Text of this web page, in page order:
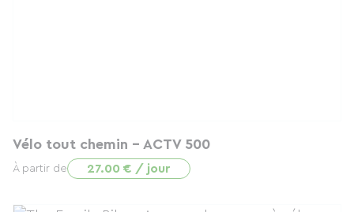
Vélo tout chemin - ACTV 500
À partir de 27.00 € / jour